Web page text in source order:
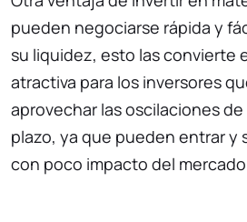
pueden negociarse rápida y
su liquidez, esto las convierte
atractiva para los inversores
aprovechar las oscilaciones
plazo, ya que pueden entrar y
con poco impacto del